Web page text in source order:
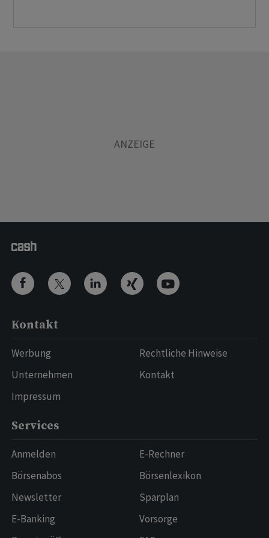
Kontakt
Werbung
Unternehmen
Impressum
Rechtliche Hinweise
Kontakt
Services
Anmelden
Börsenabos
Newsletter
E-Banking
E-Rechner
Börsenlexikon
Sparplan
Vorsorge